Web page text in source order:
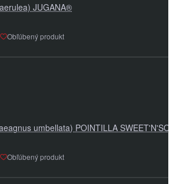
JUGANA®
Obľúbený produkt
umbellata) POINTILLA
Obľúbený produkt